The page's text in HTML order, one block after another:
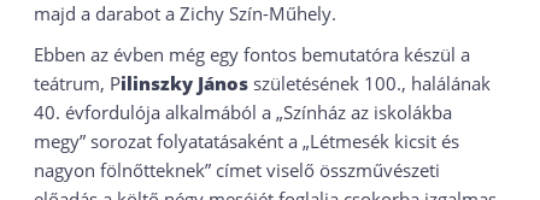
majd a darabot a Zichy Szín-Műhely.
Ebben az évben még egy fontos bemutatóra készül a
teátrum, Pilinszky János születésének 100., halálának
40. évfordulója alkalmából a „Színház az iskolákba
megy” sorozat folyatatásaként a „Létmesék kicsit és
nagyon fölnőtteknek” címet viselő összművészeti